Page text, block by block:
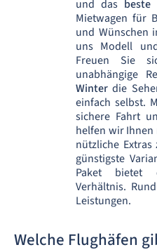
und das beste
Mietwagen für
und Wünschen
uns Modell
Freuen Sie
unabhängige
Winter die
einfach selbst.
sichere Fahrt
helfen wir Ihnen
nützliche
günstigste
Paket bietet
Verhältnis.
Leistungen.
Welche Flughäfen